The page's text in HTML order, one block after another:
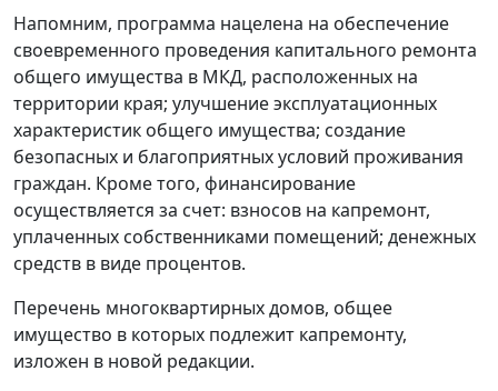
Напомним, программа нацелена на обеспечение
своевременного проведения капитального ремонта
общего имущества в МКД, расположенных на
территории края; улучшение эксплуатационных
характеристик общего имущества; создание
безопасных и благоприятных условий проживания
граждан. Кроме того, финансирование
осуществляется за счет: взносов на капремонт,
уплаченных собственниками помещений; денежных
средств в виде процентов.
Перечень многоквартирных домов, общее
имущество в которых подлежит капремонту,
изложен в новой редакции.